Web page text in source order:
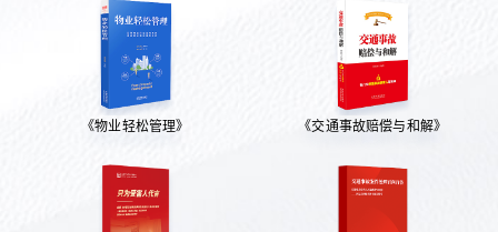
《物业轻松管理》 《交通事故赔偿与和解》